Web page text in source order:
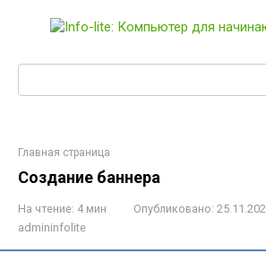
Главная страница
Создание баннера
На чтение: 4 мин Опубликовано:
admininfolite